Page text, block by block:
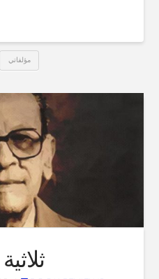
مؤلفاتي